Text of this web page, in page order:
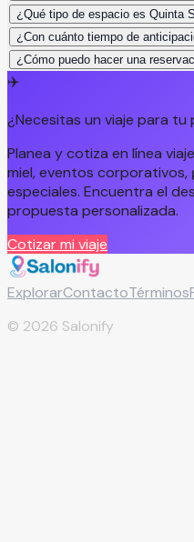
¿Qué tipo de espacio es Quinta
¿Con cuánto tiempo de
¿Cómo puedo hacer una
✈️
¿Necesitas un viaje para
Planea y cotiza en línea
miel, eventos
especiales. Encuentra el
propuesta personalizada.
Cotizar mi viaje
ExplorarContactoTérminos
© 2026 Salonify